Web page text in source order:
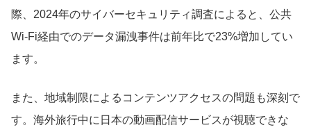
際、2024年のサイバーセキュリティ調査によると、公共
Wi-Fi経由でのデータ漏洩事件は前年比で23%増加してい
ます。
また、地域制限によるコンテンツアクセスの問題も深刻で
す。海外旅行中に日本の動画配信サービスが視聴できな